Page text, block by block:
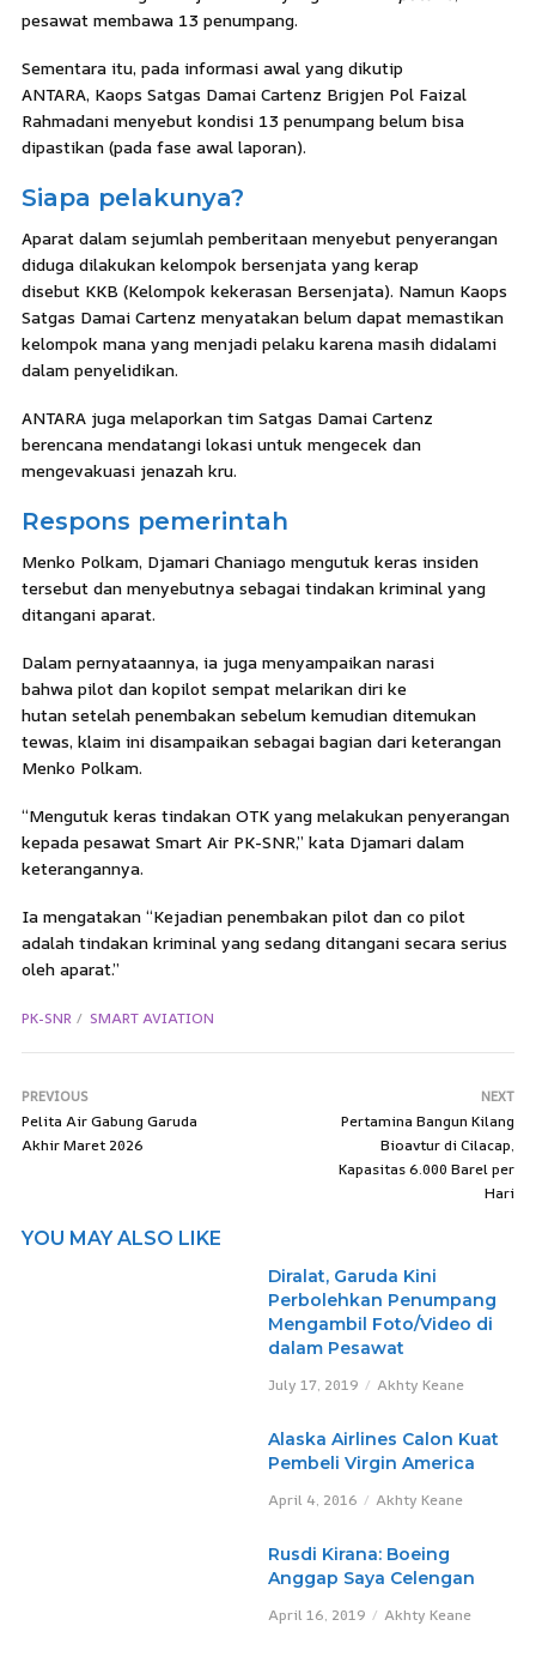
pesawat membawa 13 penumpang.
Sementara itu, pada informasi awal yang dikutip
ANTARA, Kaops Satgas Damai Cartenz Brigjen Pol Faizal
Rahmadani menyebut kondisi 13 penumpang belum bisa
dipastikan (pada fase awal laporan).
Siapa pelakunya?
Aparat dalam sejumlah pemberitaan menyebut penyerangan
diduga dilakukan kelompok bersenjata yang kerap
disebut KKB (Kelompok kekerasan Bersenjata). Namun Kaops
Satgas Damai Cartenz menyatakan belum dapat memastikan
kelompok mana yang menjadi pelaku karena masih didalami
dalam penyelidikan.
ANTARA juga melaporkan tim Satgas Damai Cartenz
berencana mendatangi lokasi untuk mengecek dan
mengevakuasi jenazah kru.
Respons pemerintah
Menko Polkam, Djamari Chaniago mengutuk keras insiden
tersebut dan menyebutnya sebagai tindakan kriminal yang
ditangani aparat.
Dalam pernyataannya, ia juga menyampaikan narasi
bahwa pilot dan kopilot sempat melarikan diri ke
hutan setelah penembakan sebelum kemudian ditemukan
tewas, klaim ini disampaikan sebagai bagian dari keterangan
Menko Polkam.
“Mengutuk keras tindakan OTK yang melakukan penyerangan
kepada pesawat Smart Air PK-SNR,” kata Djamari dalam
keterangannya.
Ia mengatakan “Kejadian penembakan pilot dan co pilot
adalah tindakan kriminal yang sedang ditangani secara serius
oleh aparat.”
PK-SNR SMART AVIATION
PREVIOUS
Pelita Air Gabung Garuda
Akhir Maret 2026
NEXT
Pertamina Bangun Kilang
Bioavtur di Cilacap,
Kapasitas 6.000 Barel per
Hari
YOU MAY ALSO LIKE
Diralat, Garuda Kini
Perbolehkan Penumpang
Mengambil Foto/Video di
dalam Pesawat
July 17, 2019 Akhty Keane
Alaska Airlines Calon Kuat
Pembeli Virgin America
April 4, 2016 Akhty Keane
Rusdi Kirana: Boeing
Anggap Saya Celengan
April 16, 2019 Akhty Keane